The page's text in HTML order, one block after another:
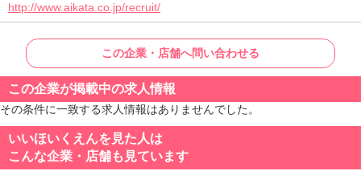
http://www.aikata.co.jp/recruit/
この企業・店舗へ問い合わせる
この企業が掲載中の求人情報
その条件に一致する求人情報はありませんでした。
いいほいくえんを見た人は
こんな企業・店舗も見ています